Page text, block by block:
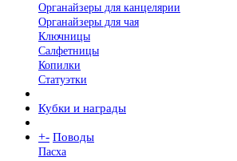
Органайзеры для канцелярии
Органайзеры для чая
Ключницы
Салфетницы
Копилки
Статуэтки
Кубки и награды
+- Поводы
Пасха